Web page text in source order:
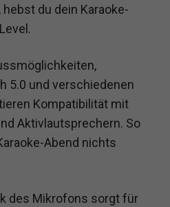
du dein Karaoke-
5.0 und verschiedenen
Kompatibilität mit
Aktivlautsprechern. So
Abend nichts
des Mikrofons sorgt für